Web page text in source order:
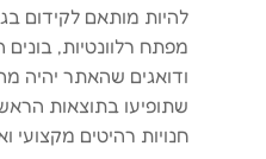
להיות מותאם לקידום
מפתח רלוונטיות,
ודואגים שהאתר יהיה
שתופיעו בתוצאות
חנויות רהיטים מקצועי